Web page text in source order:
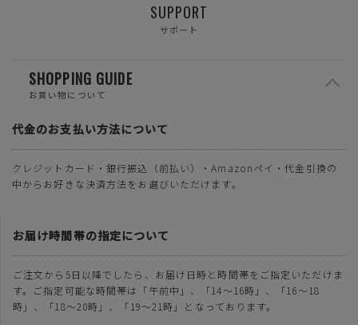
SUPPORT
サポート
SHOPPING GUIDE
お買い物について
代金のお支払い方法について
クレジットカード・銀行振込（前払い）・Amazonペイ・代金引換の
中からお好きな決済方法をお選びいただけます。
お届け時間帯の指定について
ご注文から5日以降でしたら、お届け日時と時間帯をご指定いただけま
す。ご指定可能な時間帯は「午前中」、「14～16時」、「16～18
時」、「18～20時」、「19～21時」となっております。